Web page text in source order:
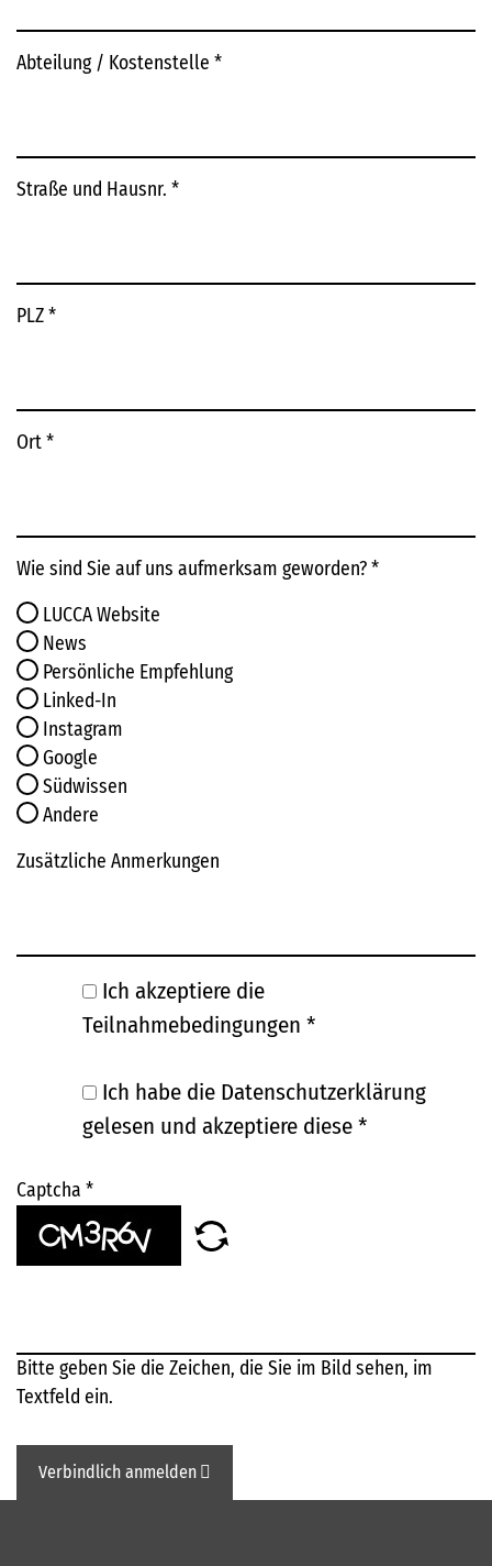
Abteilung / Kostenstelle *
Straße und Hausnr. *
PLZ*
Ort*
Wie sind Sie auf uns aufmerksam geworden?*
LUCCA Website
News
Persönliche Empfehlung
Linked-In
Instagram
Google
Südwissen
Andere
Zusätzliche Anmerkungen
Ich akzeptiere die
Teilnahmebedingungen *
Ich habe die Datenschutzerklärung
gelesen und akzeptiere diese*
Captcha *
Bitte geben Sie die Zeichen, die Sie im Bild sehen, im
Textfeld ein.
Verbindlich anmelden